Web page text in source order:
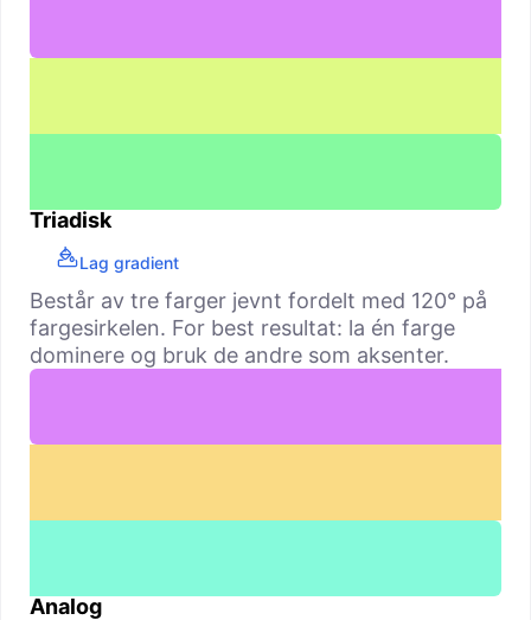
Triadisk
Lag gradient
Består av tre farger jevnt fordelt med 120° på
fargesirkelen. For best resultat: la én farge
dominere og bruk de andre som aksenter.
Analog